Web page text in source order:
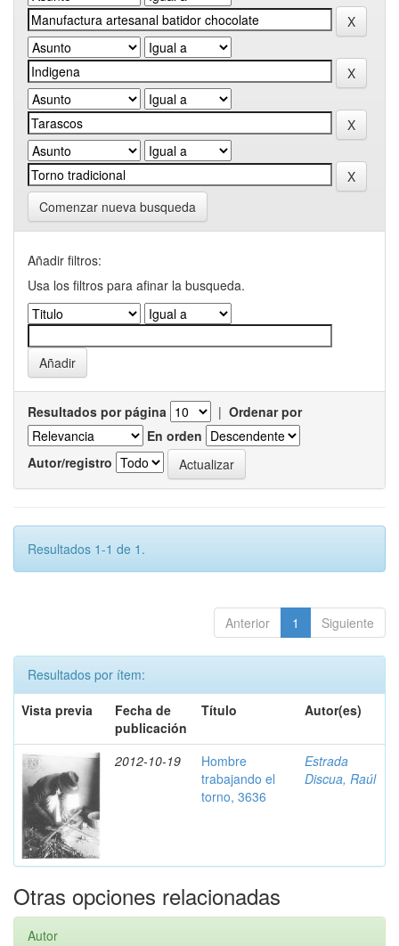
Comenzar nueva busqueda
Añadir filtros:
Usa los filtros para afinar la busqueda.
Resultados por página | Ordenar por
En orden
Autor/registro
Resultados 1-1 de 1.
Anterior 1 Siguiente
Resultados por ítem:
Vista previa
Fecha de
publicación
Título Autor(es)
2012-10-19
Hombre
trabajando el
torno, 3636
Estrada
Discua, Raúl
Otras opciones relacionadas
Autor